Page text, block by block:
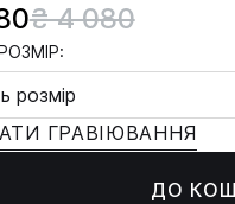
₴ 4 080
розмір
ГРАВІЮВАННЯ
ДО